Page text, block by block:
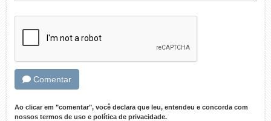
Comentar
Ao clicar em "comentar", você declara que leu, entendeu e concorda com
nossos termos de usoe política de privacidade.